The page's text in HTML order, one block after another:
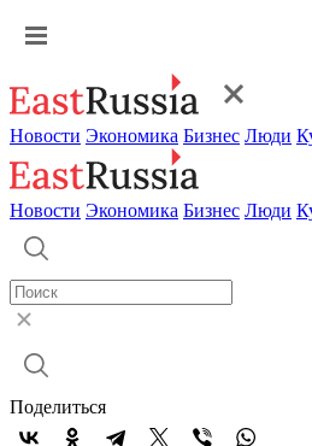
Новости Экономика Бизнес Люди
Новости Экономика Бизнес Люди
Поделиться